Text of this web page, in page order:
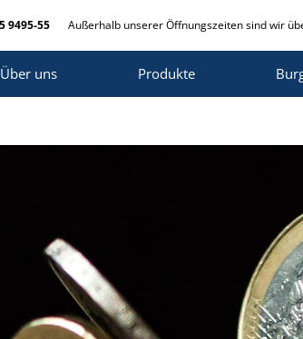
9495-55 Außerhalb unserer Öffnungszeiten sind wir
Über uns Produkte